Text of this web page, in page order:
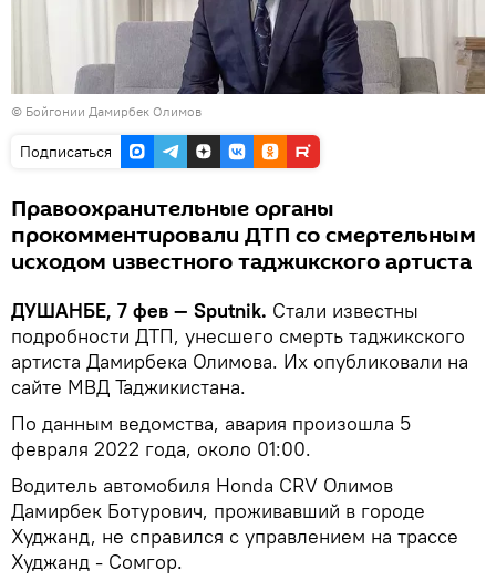
© Бойгонии Дамирбек Олимов
Подписаться
Правоохранительные органы
прокомментировали ДТП со смертельным
исходом известного таджикского артиста
ДУШАНБЕ, 7 фев — Sputnik. Стали известны
подробности ДТП, унесшего смерть таджикского
артиста Дамирбека Олимова. Их опубликовали на
сайте МВД Таджикистана.
По данным ведомства, авария произошла 5
февраля 2022 года, около 01:00.
Водитель автомобиля Honda CRV Олимов
Дамирбек Ботурович, проживавший в городе
Худжанд, не справился с управлением на трассе
Худжанд - Сомгор.